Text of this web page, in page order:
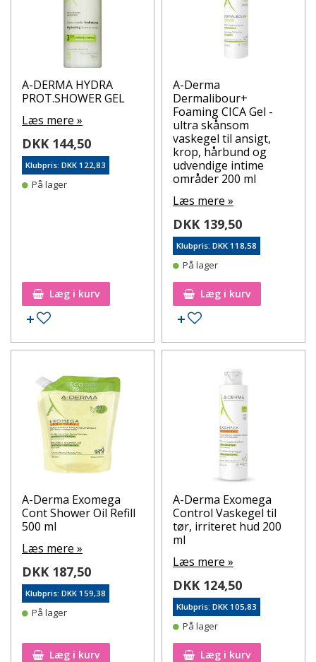
A-DERMA HYDRA
PROT.SHOWER GEL
Læs mere »
DKK 144,50
Klubpris: DKK 122,83
På lager
Læg i kurv
Tilføj til ønskeseddel
A-Derma
Dermalibour+
Foaming CICA Gel -
ultra skånsom
vaskegel til ansigt,
krop, hårbund og
udvendige intime
områder 200 ml
Læs mere »
DKK 139,50
Klubpris: DKK 118,58
På lager
Læg i kurv
Tilføj til ønskeseddel
A-Derma Exomega
Cont Shower Oil Refill
500 ml
Læs mere »
DKK 187,50
Klubpris: DKK 159,38
På lager
Læg i kurv
A-Derma Exomega
Control Vaskegel til
tør, irriteret hud 200
ml
Læs mere »
DKK 124,50
Klubpris: DKK 105,83
På lager
Læg i kurv